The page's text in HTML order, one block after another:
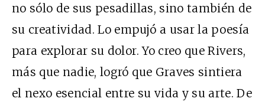
no sólo de sus pesadillas, sino también de
su creatividad. Lo empujó a usar la poesía
para explorar su dolor. Yo creo que Rivers,
más que nadie, logró que Graves sintiera
el nexo esencial entre su vida y su arte. De